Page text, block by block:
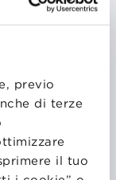
previo
di terze
il tuo